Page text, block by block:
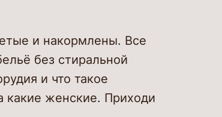
и накормлены. Все
без стиральной
и что такое
какие женские. Приходи